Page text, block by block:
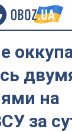
на
за